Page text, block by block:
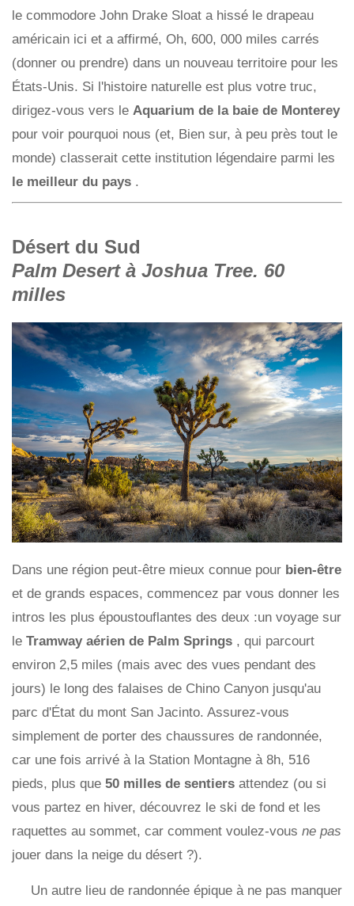
le commodore John Drake Sloat a hissé le drapeau
américain ici et a affirmé, Oh, 600, 000 miles carrés
(donner ou prendre) dans un nouveau territoire pour les
États-Unis. Si l'histoire naturelle est plus votre truc,
dirigez-vous vers le Aquarium de la baie de Monterey
pour voir pourquoi nous (et, Bien sur, à peu près tout le
monde) classerait cette institution légendaire parmi les
le meilleur du pays .
Désert du Sud
Palm Desert à Joshua Tree. 60
milles
Dans une région peut-être mieux connue pour bien-être
et de grands espaces, commencez par vous donner les
intros les plus époustouflantes des deux :un voyage sur
le Tramway aérien de Palm Springs , qui parcourt
environ 2,5 miles (mais avec des vues pendant des
jours) le long des falaises de Chino Canyon jusqu'au
parc d'État du mont San Jacinto. Assurez-vous
simplement de porter des chaussures de randonnée,
car une fois arrivé à la Station Montagne à 8h, 516
pieds, plus que 50 milles de sentiers attendez (ou si
vous partez en hiver, découvrez le ski de fond et les
raquettes au sommet, car comment voulez-vous ne pas
jouer dans la neige du désert ?).
Un autre lieu de randonnée épique à ne pas manquer